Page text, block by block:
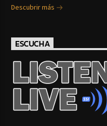
Descubrir más
ESCUCHA